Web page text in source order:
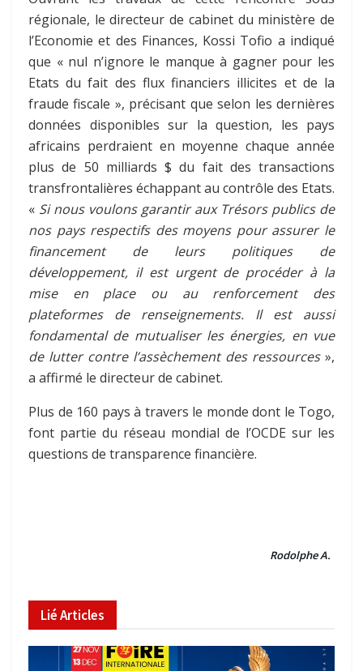
régionale, le directeur de cabinet du ministère de
l’Economie et des Finances, Kossi Tofio a indiqué
que « nul n’ignore le manque à gagner pour les
Etats du fait des flux financiers illicites et de la
fraude fiscale », précisant que selon les dernières
données disponibles sur la question, les pays
africains perdraient en moyenne chaque année
plus de 50 milliards $ du fait des transactions
transfrontalières échappant au contrôle des Etats.
« Si nous voulons garantir aux Trésors publics de
nos pays respectifs des moyens pour assurer le
financement de leurs politiques de
développement, il est urgent de procéder à la
mise en place ou au renforcement des
plateformes de renseignements. Il est aussi
fondamental de mutualiser les énergies, en vue
de lutter contre l’assèchement des ressources»,
a affirmé le directeur de cabinet.
Plus de 160 pays à travers le monde dont le Togo,
font partie du réseau mondial de l’OCDE sur les
questions de transparence financière.
Rodolphe A.
LiéArticles